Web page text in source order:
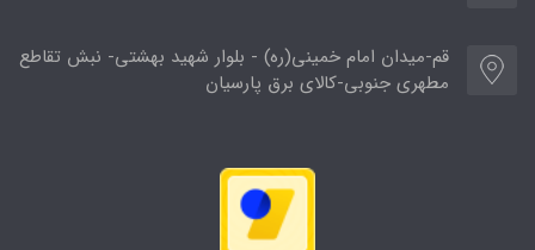
قم-میدان امام خمینی(ره) - بلوار شهید بهشتی- نبش تقاطع
مطهری جنوبی-کالای برق پارسیان